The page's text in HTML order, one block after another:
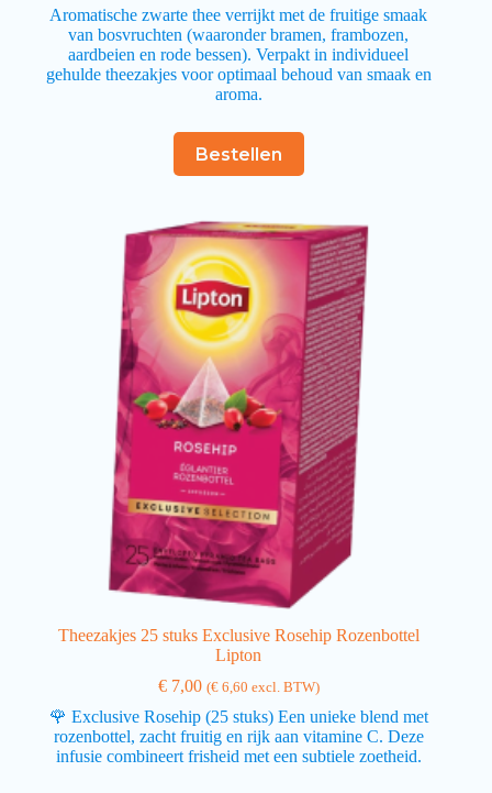
Aromatische zwarte thee verrijkt met de fruitige smaak
van bosvruchten (waaronder bramen, frambozen,
aardbeien en rode bessen). Verpakt in individueel
gehulde theezakjes voor optimaal behoud van smaak en
aroma.
Bestellen
Theezakjes 25 stuks Exclusive Rosehip Rozenbottel
Lipton
€7,00 (€6,60 excl. BTW)
🌹 Exclusive Rosehip (25 stuks) Een unieke blend met
rozenbottel, zacht fruitig en rijk aan vitamine C. Deze
infusie combineert frisheid met een subtiele zoetheid.